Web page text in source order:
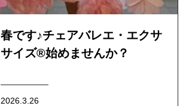
春です♪チェアバレエ・エクサ
サイズ®始めませんか？
2026.3.26